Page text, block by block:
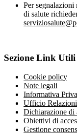
Per
di salute
Sezione Link Utili
Cookie policy
Note legali
Informativa
Ufficio
Dichiarazione di
Obiettivi di
Gestione